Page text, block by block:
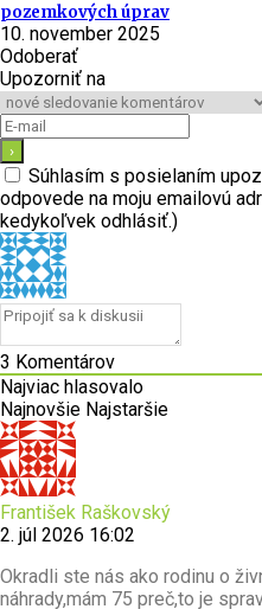
pozemkových úprav
10. november 2025
Odoberať
Upozorniť na
Súhlasím s posielaním
odpovede na moju emailovú
kedykoľvek odhlásiť.)
3 Komentárov
Najviac hlasovalo
Najnovšie Najstaršie
František Raškovský
2. júl 2026 16:02
Okradli ste nás ako rodinu o
náhrady,mám 75 preč,to je